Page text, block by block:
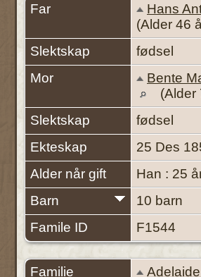
Far Hans
(Alder 46
Slektskap
fødsel
Mor
Bente
(Alder
Slektskap
fødsel
Ekteskap
25 Des
Alder når gift
Han : 25
Barn
10 barn
Famile ID
F1544
Familie